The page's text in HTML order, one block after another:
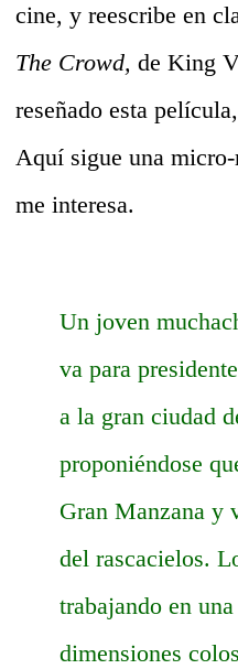
cine, y reescribe en
The Crowd, de King
reseñado esta
Aquí sigue una micro-
me interesa.
Un joven
va para
a la gran ciudad
proponiéndose
Gran Manzana y
del rascacielos.
trabajando en
dimensiones